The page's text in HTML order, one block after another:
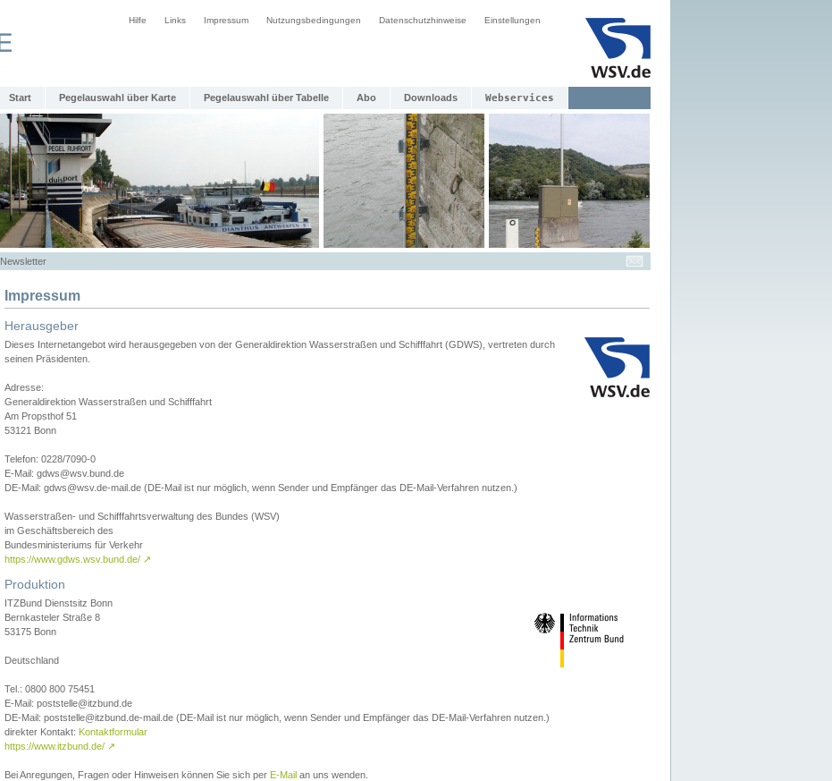
Hilfe Links Impressum Nutzungsbedingungen Datenschutzhinweise Einstellungen
Start Pegelauswahl über Karte Pegelauswahl über Tabelle Abo Downloads Webservices
Newsletter
Impressum
Herausgeber
Dieses Internetangebot wird herausgegeben von der Generaldirektion Wasserstraßen und Schifffahrt (GDWS), vertreten durch
seinen Präsidenten.
Adresse:
Generaldirektion Wasserstraßen und Schifffahrt
Am Propsthof 51
53121 Bonn
Telefon: 0228/7090-0
E-Mail: gdws@wsv.bund.de
DE-Mail: gdws@wsv.de-mail.de (DE-Mail ist nur möglich, wenn Sender und Empfänger das DE-Mail-Verfahren nutzen.)
Wasserstraßen- und Schifffahrtsverwaltung des Bundes (WSV)
im Geschäftsbereich des
Bundesministeriums für Verkehr
https://www.gdws.wsv.bund.de/ ↗
Produktion
ITZBund Dienstsitz Bonn
Bernkasteler Straße 8
53175 Bonn
Deutschland
Tel.: 0800 800 75451
E-Mail: poststelle@itzbund.de
DE-Mail: poststelle@itzbund.de-mail.de (DE-Mail ist nur möglich, wenn Sender und Empfänger das DE-Mail-Verfahren nutzen.)
direkter Kontakt: Kontaktformular
https://www.itzbund.de/ ↗
Bei Anregungen, Fragen oder Hinweisen können Sie sich per E-Mail an uns wenden.